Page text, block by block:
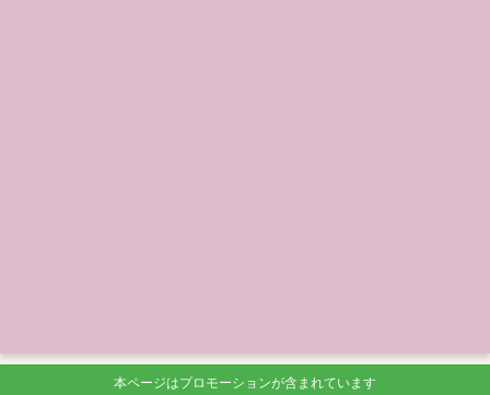
本ページはプロモーションが含まれています